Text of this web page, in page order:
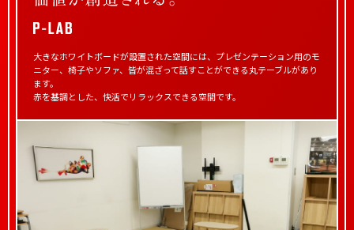
大きなホワイトボードが設置された空間には、 プレゼンテーション用のモ
ニター、椅子やソファ、 皆が混ざって話すことができる丸テーブルがあり
ます。
赤を基調とした、快活でリラックスできる空間です。